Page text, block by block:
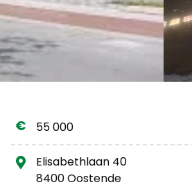
55 000
Elisabethlaan 40
8400 Oostende